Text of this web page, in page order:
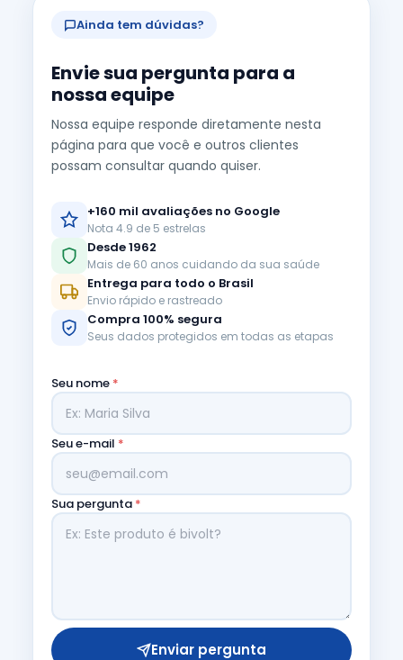
Ainda tem dúvidas?
Envie sua pergunta para a
nossa equipe
Nossa equipe responde diretamente nesta
página para que você e outros clientes
possam consultar quando quiser.
+160 mil avaliações no Google
Nota 4.9 de 5 estrelas
Desde 1962
Mais de 60 anos cuidando da sua saúde
Entrega para todo o Brasil
Envio rápido e rastreado
Compra 100% segura
Seus dados protegidos em todas as etapas
Seu nome *
Seu e-mail *
Sua pergunta *
Enviar pergunta